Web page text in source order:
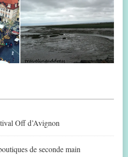
Off d’Avignon
de seconde main